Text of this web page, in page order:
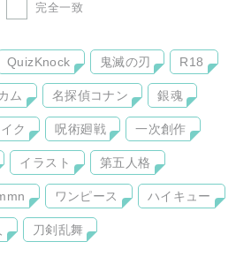
完全一致
QuizKnock 鬼滅の刃 R18
ム 名探偵コナン 銀魂
ク 呪術廻戦 一次創作
イラスト 第五人格
ワンピース ハイキュー
刀剣乱舞